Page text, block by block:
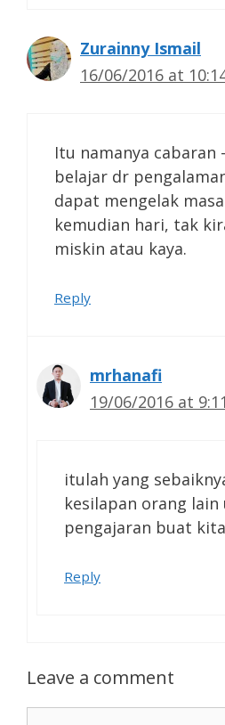
Zurainny Ismail
16/06/2016 at
Itu namanya cabaran
belajar dr
dapat mengelak
kemudian hari, tak
miskin atau kaya.
Reply
mrhanafi
19/06/2016 at
itulah yang
kesilapan orang
pengajaran buat kita
Reply
Leave a comment